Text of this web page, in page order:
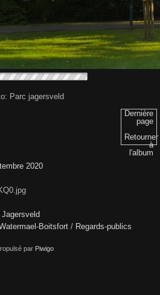
Parc jagersveld
Dernière
page
Retourner
à
l'album
2020
Jagersveld
Boitsfort / Regards-publics
par Piwigo